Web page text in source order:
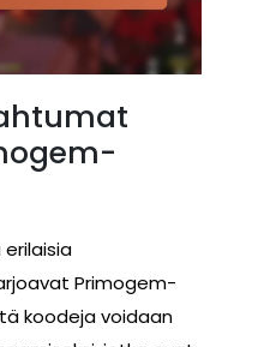
Primogem-
koodeja voidaan